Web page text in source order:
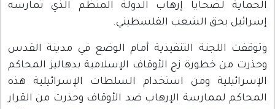
الحماية لضحايا إرهاب الدولة المنظم الذي تمارسه
إسرائيل بحق الشعب الفلسطيني.
وتوقفت اللجنة التنفيذية أمام الوضع في مدينة القدس
وحذرت من خطورة زج الأوقاف الإسلامية بدهاليز المحاكم
الإسرائيلية ومن استخدام السلطات الإسرائيلية هذه
المحاكم لممارسة الإرهاب ضد الأوقاف وحذرت من القرار